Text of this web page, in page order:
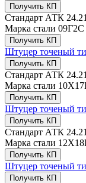
Получить КП
Стандарт АТК
Марка стали 09Г2С
Получить КП
Штуцер точеный
Получить КП
Стандарт АТК
Марка стали
Получить КП
Штуцер точеный
Получить КП
Стандарт АТК
Марка стали
Получить КП
Штуцер точеный
Получить КП